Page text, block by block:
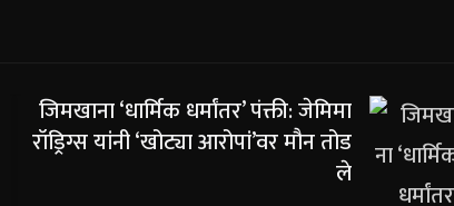
जिमखाना ‘धार्मिक धर्मांतर’ पंक्ती: जेमिमा
रॉड्रिग्स यांनी ‘खोट्या आरोपां’वर मौन तोड
ले